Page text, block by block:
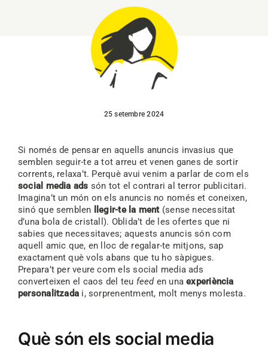
25 setembre 2024
Si només de pensar en aquells anuncis invasius que
semblen seguir-te a tot arreu et venen ganes de sortir
corrents, relaxa’t. Perquè avui venim a parlar de com els
social media ads són tot el contrari al terror publicitari.
Imagina’t un món on els anuncis no només et coneixen,
sinó que semblen llegir-te la ment(sense necessitat
d’una bola de cristall). Oblida’t de les ofertes que ni
sabies que necessitaves; aquests anuncis són com
aquell amic que, en lloc de regalar-te mitjons, sap
exactament què vols abans que tu ho sàpigues.
Prepara’t per veure com els social media ads
converteixen el caos del teu feeden unaexperiència
personalitzada i, sorprenentment, molt menys molesta.
Què són els social media